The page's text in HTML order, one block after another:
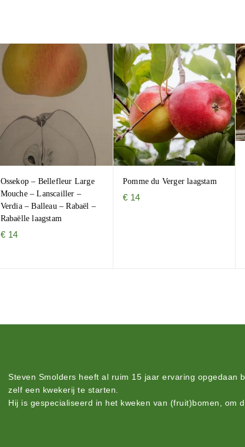
Ossekop – Bellefleur Large
Mouche – Lanscailler –
Verdia – Balleau – Rabaël –
Rabaëlle laagstam
€ 14
Pomme du Verger laagstam
€ 14
Steven Smolders heeft al ruim 15 jaar ervaring opgedaan
zelf een kwekerij te starten.
Hij is gespecialiseerd in het kweken van (fruit)bomen, om